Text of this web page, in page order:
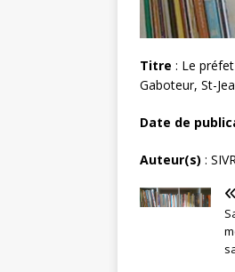
Titre : Le
Gaboteur, St-
Date de
Auteur(s) :